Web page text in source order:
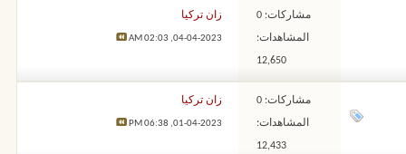
مشاركات: 0
المشاهدات:
12,650
زان تركيا
04-04-2023,
02:03 AM
مشاركات: 0
المشاهدات:
12,433
زان تركيا
01-04-2023,
06:38 PM